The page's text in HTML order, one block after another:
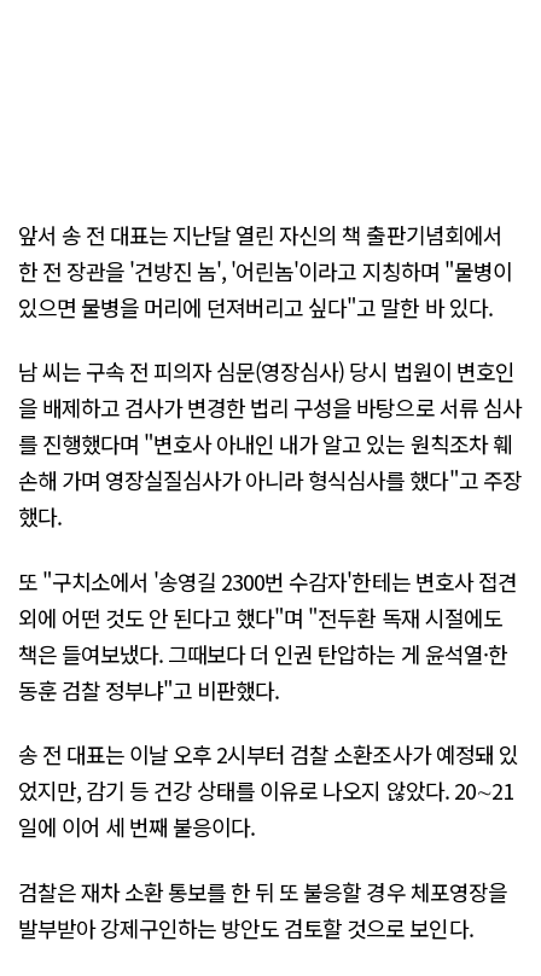
앞서 송 전 대표는 지난달 열린 자신의 책 출판기념회에서
한 전 장관을 '건방진 놈', '어린놈'이라고 지칭하며 "물병이
있으면 물병을 머리에 던져버리고 싶다"고 말한 바 있다.
남 씨는 구속 전 피의자 심문(영장심사) 당시 법원이 변호인
을 배제하고 검사가 변경한 법리 구성을 바탕으로 서류 심사
를 진행했다며 "변호사 아내인 내가 알고 있는 원칙조차 훼
손해 가며 영장실질심사가 아니라 형식심사를 했다"고 주장
했다.
또 "구치소에서 '송영길 2300번 수감자'한테는 변호사 접견
외에 어떤 것도 안 된다고 했다"며 "전두환 독재 시절에도
책은 들여보냈다. 그때보다 더 인권 탄압하는 게 윤석열·한
동훈 검찰 정부냐"고 비판했다.
송 전 대표는 이날 오후 2시부터 검찰 소환조사가 예정돼 있
었지만, 감기 등 건강 상태를 이유로 나오지 않았다. 20∼21
일에 이어 세 번째 불응이다.
검찰은 재차 소환 통보를 한 뒤 또 불응할 경우 체포영장을
발부받아 강제구인하는 방안도 검토할 것으로 보인다.